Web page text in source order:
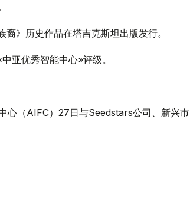
》历史作品在塔吉克斯坦出版发行。
亚优秀智能中心»评级。
心（AIFC）27日与Seedstars公司、新兴市